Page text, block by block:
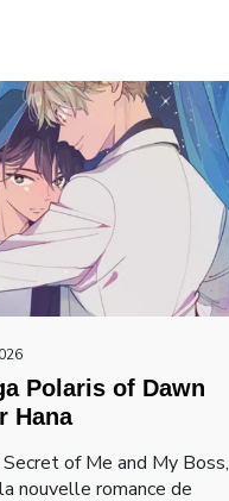
Polaris of Dawn
Hana
of Me and My Boss,
nouvelle romance de